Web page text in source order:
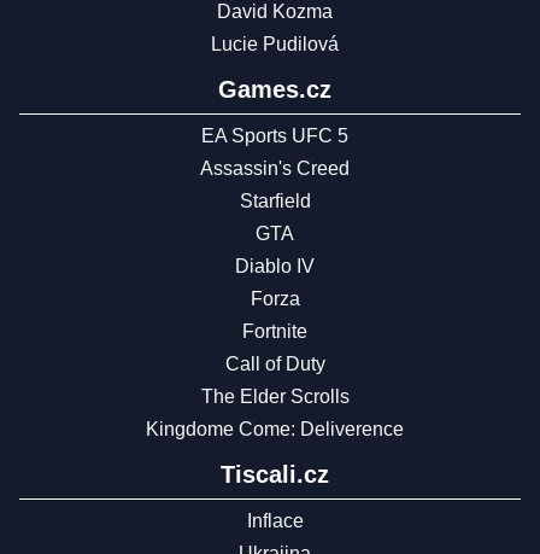
David Kozma
Lucie Pudilová
Games.cz
EA Sports UFC 5
Assassin's Creed
Starfield
GTA
Diablo IV
Forza
Fortnite
Call of Duty
The Elder Scrolls
Kingdome Come: Deliverence
Tiscali.cz
Inflace